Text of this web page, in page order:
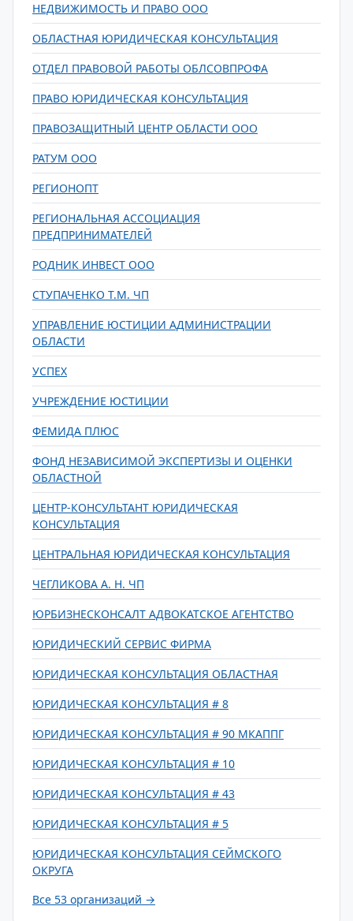
НЕДВИЖИМОСТЬ И ПРАВО ООО
ОБЛАСТНАЯ ЮРИДИЧЕСКАЯ КОНСУЛЬТАЦИЯ
ОТДЕЛ ПРАВОВОЙ РАБОТЫ ОБЛСОВПРОФА
ПРАВО ЮРИДИЧЕСКАЯ КОНСУЛЬТАЦИЯ
ПРАВОЗАЩИТНЫЙ ЦЕНТР ОБЛАСТИ ООО
РАТУМ ООО
РЕГИОНОПТ
РЕГИОНАЛЬНАЯ АССОЦИАЦИЯ
ПРЕДПРИНИМАТЕЛЕЙ
РОДНИК ИНВЕСТ ООО
СТУПАЧЕНКО Т.М. ЧП
УПРАВЛЕНИЕ ЮСТИЦИИ АДМИНИСТРАЦИИ
ОБЛАСТИ
УСПЕХ
УЧРЕЖДЕНИЕ ЮСТИЦИИ
ФЕМИДА ПЛЮС
ФОНД НЕЗАВИСИМОЙ ЭКСПЕРТИЗЫ И ОЦЕНКИ
ОБЛАСТНОЙ
ЦЕНТР-КОНСУЛЬТАНТ ЮРИДИЧЕСКАЯ
КОНСУЛЬТАЦИЯ
ЦЕНТРАЛЬНАЯ ЮРИДИЧЕСКАЯ КОНСУЛЬТАЦИЯ
ЧЕГЛИКОВА А. Н. ЧП
ЮРБИЗНЕСКОНСАЛТ АДВОКАТСКОЕ АГЕНТСТВО
ЮРИДИЧЕСКИЙ СЕРВИС ФИРМА
ЮРИДИЧЕСКАЯ КОНСУЛЬТАЦИЯ ОБЛАСТНАЯ
ЮРИДИЧЕСКАЯ КОНСУЛЬТАЦИЯ # 8
ЮРИДИЧЕСКАЯ КОНСУЛЬТАЦИЯ # 90 МКАППГ
ЮРИДИЧЕСКАЯ КОНСУЛЬТАЦИЯ # 10
ЮРИДИЧЕСКАЯ КОНСУЛЬТАЦИЯ # 43
ЮРИДИЧЕСКАЯ КОНСУЛЬТАЦИЯ # 5
ЮРИДИЧЕСКАЯ КОНСУЛЬТАЦИЯ СЕЙМСКОГО
ОКРУГА
Все 53 организаций →